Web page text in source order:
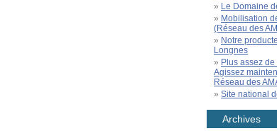
Le Domaine
Mobilisation
(Réseau des
Notre
Longnes
Plus assez
Agissez
Réseau des
Site national
Archives